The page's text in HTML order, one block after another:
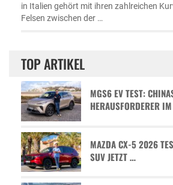
in Italien gehört mit ihren zahlreichen
Felsen zwischen der …
TOP ARTIKEL
MGS6 EV TEST:
HERAUSFORDERER
MAZDA CX-5 2026
SUV JETZT …